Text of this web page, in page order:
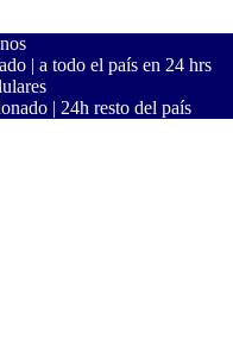
| a todo el país en 24 hrs
| 24h resto del país